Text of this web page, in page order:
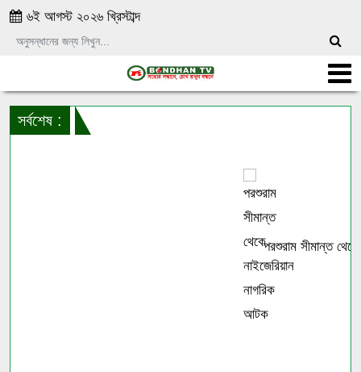
৬ই আগস্ট ২০২৬ খ্রিস্টাব্দ
সর্বশেষ :
পরশুরাম সীমান্ত থেকে